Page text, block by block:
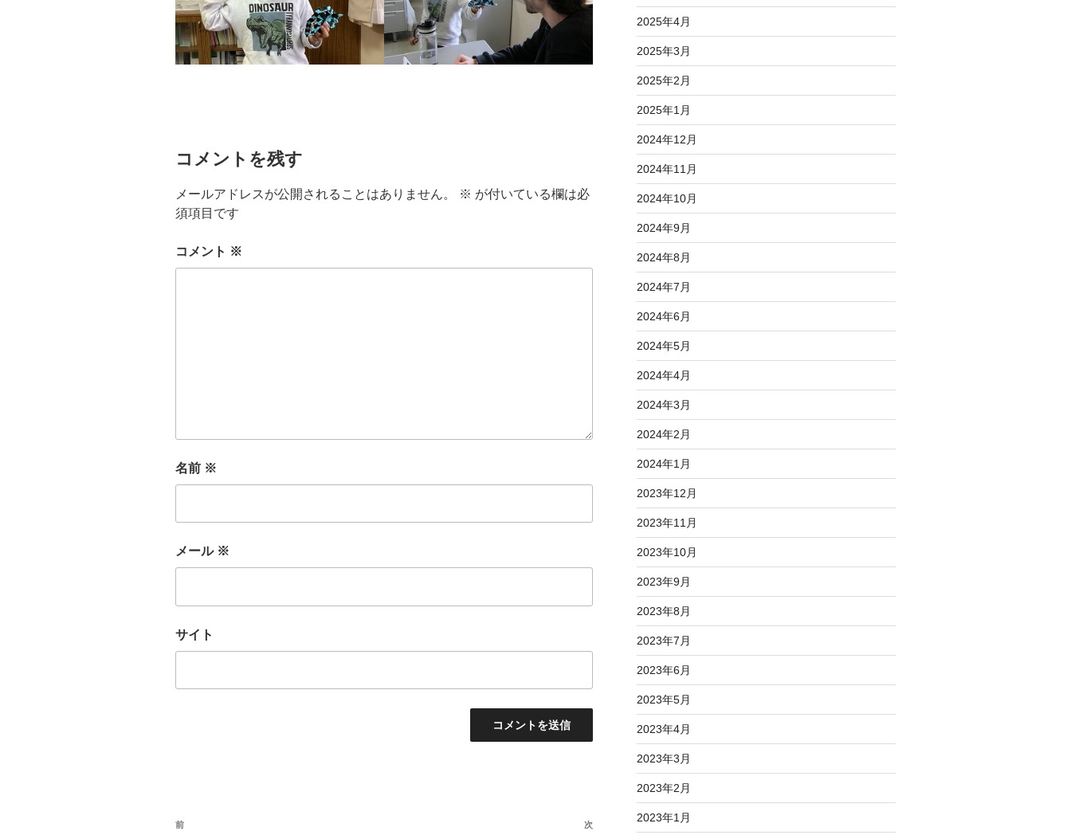
コメントを残す
メールアドレスが公開されることはありません。 ※ が付いている欄は必
須項目です
コメント ※
名前 ※
メール ※
サイト
投
前
前
次
次
2025年4月
2025年3月
2025年2月
2025年1月
2024年12月
2024年11月
2024年10月
2024年9月
2024年8月
2024年7月
2024年6月
2024年5月
2024年4月
2024年3月
2024年2月
2024年1月
2023年12月
2023年11月
2023年10月
2023年9月
2023年8月
2023年7月
2023年6月
2023年5月
2023年4月
2023年3月
2023年2月
2023年1月